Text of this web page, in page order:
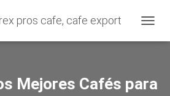
A
A
Mejores Cafés para